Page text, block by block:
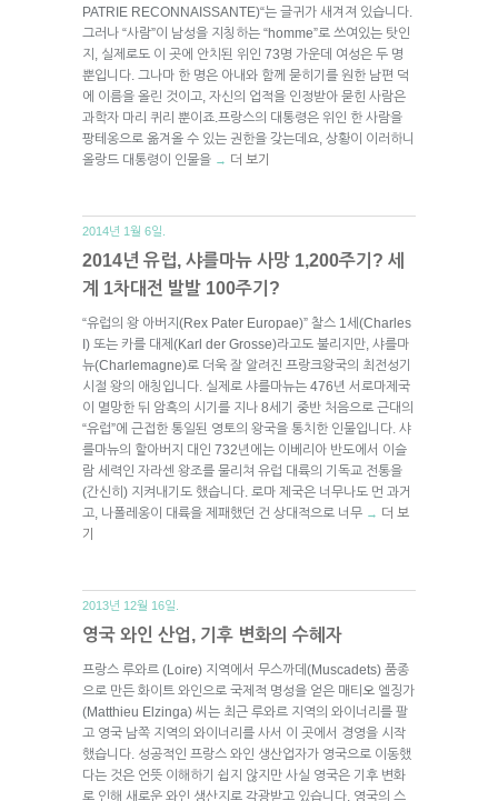
PATRIE RECONNAISSANTE)“는 글귀가 새겨져 있습니다.
그러나 “사람”이 남성을 지칭하는 “homme”로 쓰여있는 탓인
지, 실제로도 이 곳에 안치된 위인 73명 가운데 여성은 두 명
뿐입니다. 그나마 한 명은 아내와 함께 묻히기를 원한 남편 덕
에 이름을 올린 것이고, 자신의 업적을 인정받아 묻힌 사람은
과학자 마리 퀴리 뿐이죠.프랑스의 대통령은 위인 한 사람을
팡테옹으로 옮겨올 수 있는 권한을 갖는데요, 상황이 이러하니
올랑드 대통령이 인물을 → 더 보기
2014년 1월 6일.
2014년 유럽, 샤를마뉴 사망 1,200주기? 세
계 1차대전 발발 100주기?
“유럽의 왕 아버지(Rex Pater Europae)” 찰스 1세(Charles
I) 또는 카를 대제(Karl der Grosse)라고도 불리지만, 샤를마
뉴(Charlemagne)로 더욱 잘 알려진 프랑크왕국의 최전성기
시절 왕의 애칭입니다. 실제로 샤를마뉴는 476년 서로마제국
이 멸망한 뒤 암흑의 시기를 지나 8세기 중반 처음으로 근대의
“유럽”에 근접한 통일된 영토의 왕국을 통치한 인물입니다. 샤
를마뉴의 할아버지 대인 732년에는 이베리아 반도에서 이슬
람 세력인 자라센 왕조를 물리쳐 유럽 대륙의 기독교 전통을
(간신히) 지켜내기도 했습니다. 로마 제국은 너무나도 먼 과거
고, 나폴레옹이 대륙을 제패했던 건 상대적으로 너무 → 더 보
기
2013년 12월 16일.
영국 와인 산업, 기후 변화의 수혜자
프랑스 루와르 (Loire) 지역에서 무스까데(Muscadets) 품종
으로 만든 화이트 와인으로 국제적 명성을 얻은 매티오 엘징가
(Matthieu Elzinga) 씨는 최근 루와르 지역의 와이너리를 팔
고 영국 남쪽 지역의 와이너리를 사서 이 곳에서 경영을 시작
했습니다. 성공적인 프랑스 와인 생산업자가 영국으로 이동했
다는 것은 언뜻 이해하기 쉽지 않지만 사실 영국은 기후 변화
로 인해 새로운 와인 생산지로 각광받고 있습니다. 영국의 스